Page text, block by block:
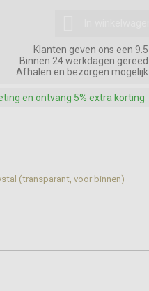
Klanten geven ons een 9.5
Binnen 24 werkdagen gereed
Afhalen en bezorgen mogelijk
en ontvang 5% extra korting
(transparant, voor binnen)